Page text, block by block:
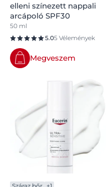
antioxidáns összetevőt,
hatékonyan csökkenti a
* = Symrise AG,
elleni színezett nappali
arcápoló SPF30
50 ml
5.05 Vélemények
Megveszem